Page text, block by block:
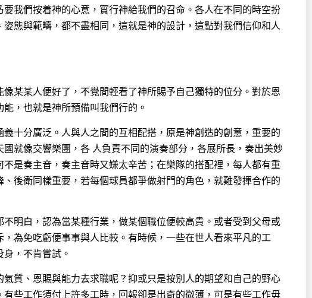
我們按着神的心意，實行神給我們的召命。各人在不同的時空扮
態與範疇，都不盡相同，這就是神的設計，這點對我們信仰和人
某某人便好了，不覺間輕看了神所賜予自己獨特的位分。對於恩
，也就是神所預備叫我們行的。
十分廣泛。人與人之間的互相配搭，原是神創造的創意，重要的
就像交響樂團，各 人負責不同的演奏部分，各展所長，奏出美妙
是奏主音，奏主音時又嫌太辛苦；在樂隊的搭配裡，每人都有重
後衛同樣重要，若每個球員都爭做射門的角色，就難發揮合作的
明白，認為當某種行業，做某個職位便較高貴。或者受到父母或
，為免吃虧便事事與人比較。有時候，一些在世人看來平凡的工
，不肯嘗試。
質、恩賜與能力去求職呢？抑或只是按別人的期望和自己的野心
些工作須付上許多工時，回報卻是出奇的微薄，可是有些工作毋